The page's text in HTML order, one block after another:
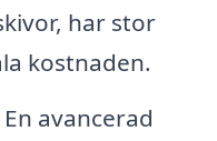
har stor
kostnaden.
En avancerad